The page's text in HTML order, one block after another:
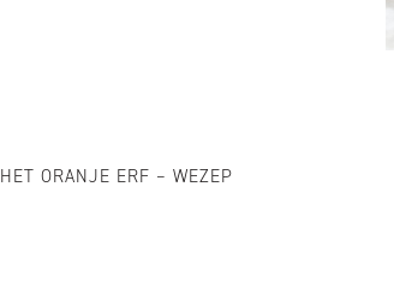
HET ORANJE ERF – WEZEP